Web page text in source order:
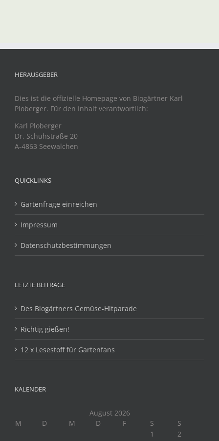
HERAUSGEBER
Dies ist die offizielle Homepage von Biogärtner Karl
Ploberger. Für den Inhalt verantwortlich:
Karl Ploberger
Dr. Schuhstraße 20
A-4863 Seewalchen
QUICKLINKS
Gartenfrage einreichen
Impressum
Datenschutzbestimmungen
LETZTE BEITRÄGE
Des Biogärtners Gemüse-Hitparade
Richtig gießen!
12 x Lesestoff für Gartenfans
KALENDER
August 2026
M
D M D F S
S
1
2